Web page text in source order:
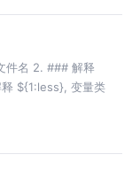
件名 2. ### 解释
${1:less}, 变量类